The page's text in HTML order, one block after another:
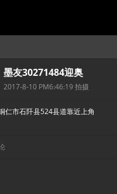
墨友30271484迎奥
2017-8-10 PM6:46:19 拍摄
仁市石阡县524县道靠近上角